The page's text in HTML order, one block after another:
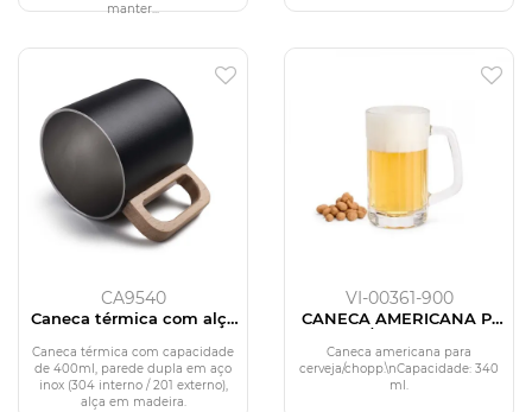
manter...
CA9540
Caneca térmica com alça
Caneca térmica com capacidade
de 400ml, parede dupla em aço
inox (304 interno / 201 externo),
alça em madeira.
VI-00361-900
CANECA AMERICANA P/
CERVEJA/CHOPP - 340 ML
Caneca americana para
cerveja/chopp.\nCapacidade: 340
ml.